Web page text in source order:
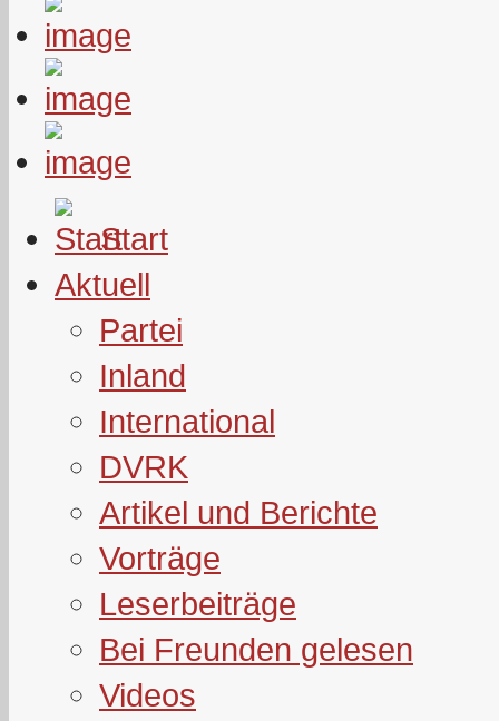
Start
Aktuell
Partei
Inland
International
DVRK
Artikel und Berichte
Vorträge
Leserbeiträge
Bei Freunden gelesen
Videos